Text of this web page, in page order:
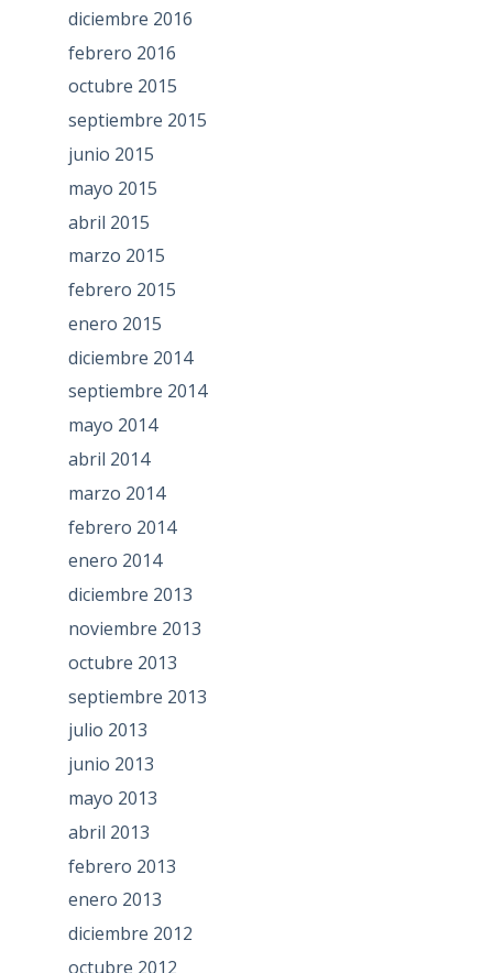
diciembre 2016
febrero 2016
octubre 2015
septiembre 2015
junio 2015
mayo 2015
abril 2015
marzo 2015
febrero 2015
enero 2015
diciembre 2014
septiembre 2014
mayo 2014
abril 2014
marzo 2014
febrero 2014
enero 2014
diciembre 2013
noviembre 2013
octubre 2013
septiembre 2013
julio 2013
junio 2013
mayo 2013
abril 2013
febrero 2013
enero 2013
diciembre 2012
octubre 2012